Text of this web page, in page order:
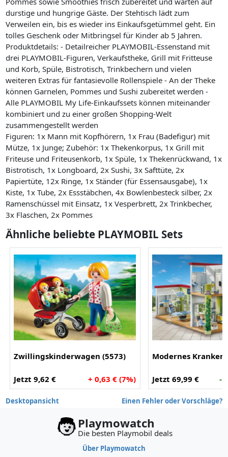
durstige und hungrige Gäste. Der Stehtisch lädt zum
Verweilen ein, bis es wieder ins Einkaufsgetümmel geht. Ein
tolles Geschenk oder Mitbringsel für Kinder ab 5 Jahren.
Produktdetails: - Detailreicher PLAYMOBIL-Essenstand mit
drei PLAYMOBIL-Figuren, Verkaufstheke, Grill mit Fritteuse
und Korb, Spüle, Bistrotisch, Trinkbechern und vielen
weiteren Extras für fantasievolle Rollenspiele - An der Theke
können Garnelen, Pommes und Sushi zubereitet werden -
Alle PLAYMOBIL My Life-Einkaufssets können miteinander
kombiniert und zu einer großen Shopping-Welt
zusammengestellt werden
Figuren: 1x Mann mit Kopfhörern, 1x Frau (Badefigur) mit
Mütze, 1x Junge; Zubehör: 1x Thekenkorpus, 1x Grill mit
Friteuse und Friteusenkorb, 1x Spüle, 1x Thekenrückwand, 1x
Bistrotisch, 1x Longboard, 2x Sushi, 3x Safttüte, 2x
Papiertüte, 12x Ringe, 1x Ständer (für Essensausgabe), 1x
Kiste, 1x Tube, 2x Essstäbchen, 4x Bowlenbesteck silber, 2x
Ramenschüssel mit Einsatz, 1x Vesperbrett, 2x Trinkbecher,
3x Flaschen, 2x Pommes
Ähnliche beliebte PLAYMOBIL Sets
Zwillingskinderwagen (5573)
Jetzt 9,62 € + 0,63 € (7%)
Modernes
Jetzt 69,99 € -
Desktopansicht Einen Fehler oder Vorschläge?
Playmowatch
Die besten Playmobil deals
Über Playmowatch